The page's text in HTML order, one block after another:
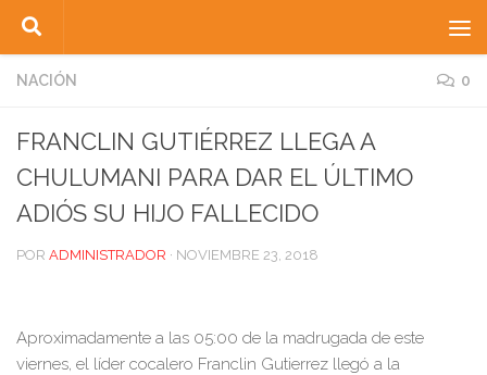
Saltar al contenido
NACIÓN 0
FRANCLIN GUTIÉRREZ LLEGA A
CHULUMANI PARA DAR EL ÚLTIMO
ADIÓS SU HIJO FALLECIDO
POR ADMINISTRADOR · NOVIEMBRE 23, 2018
Aproximadamente a las 05:00 de la madrugada de este
viernes, el líder cocalero Franclin Gutierrez llegó a la